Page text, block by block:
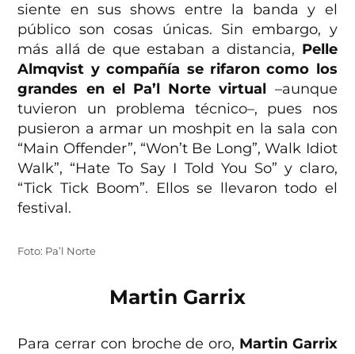
siente en sus shows entre la banda y el
público son cosas únicas. Sin embargo, y
más allá de que estaban a distancia, Pelle
Almqvist y compañía se rifaron como los
grandes en el Pa’l Norte virtual –aunque
tuvieron un problema técnico–, pues nos
pusieron a armar un moshpit en la sala con
“Main Offender”, “Won’t Be Long”, Walk Idiot
Walk”, “Hate To Say I Told You So” y claro,
“Tick Tick Boom”. Ellos se llevaron todo el
festival.
Foto: Pa’l Norte
Martin Garrix
Para cerrar con broche de oro, Martin Garrix